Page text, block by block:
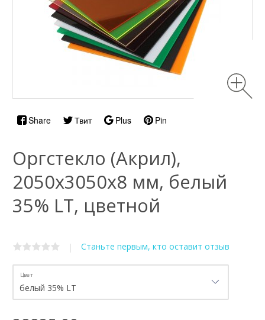
Share Твит Plus Pin
Оргстекло (Акрил),
2050х3050x8 мм, белый
35% LT, цветной
| Станьте первым, кто оставит отзыв
Цвет